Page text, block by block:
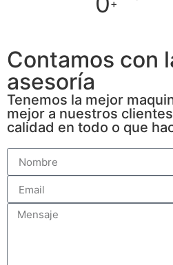
+
Contamos con
asesoría
Tenemos la mejor
mejor a nuestros
calidad en todo o que